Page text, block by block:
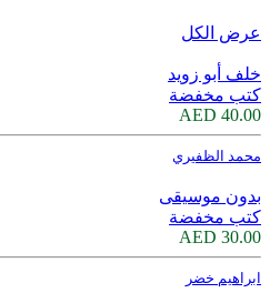
عرض الكل
خلف أبو زويد
كتب مخفضة
40.00 AED
محمد الظفيري
بدون موسيقى
كتب مخفضة
30.00 AED
ابراهيم خضر